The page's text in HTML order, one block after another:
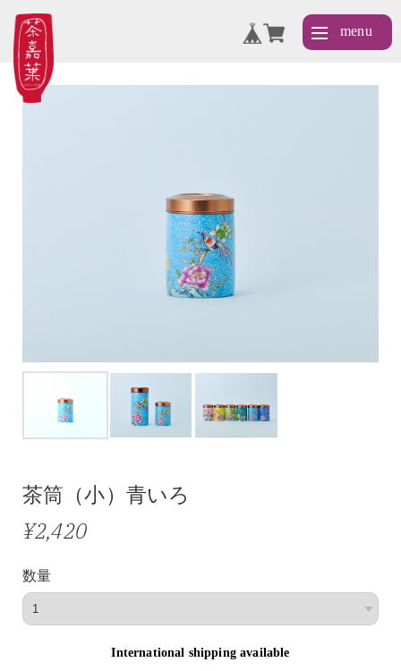
茶筒（小）青いろ
¥2,420
数量
International shipping available